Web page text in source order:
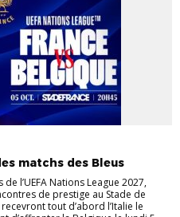
matchs des Bleus
l’UEFA Nations League 2027,
de prestige au Stade de
tout d’abord l’Italie le